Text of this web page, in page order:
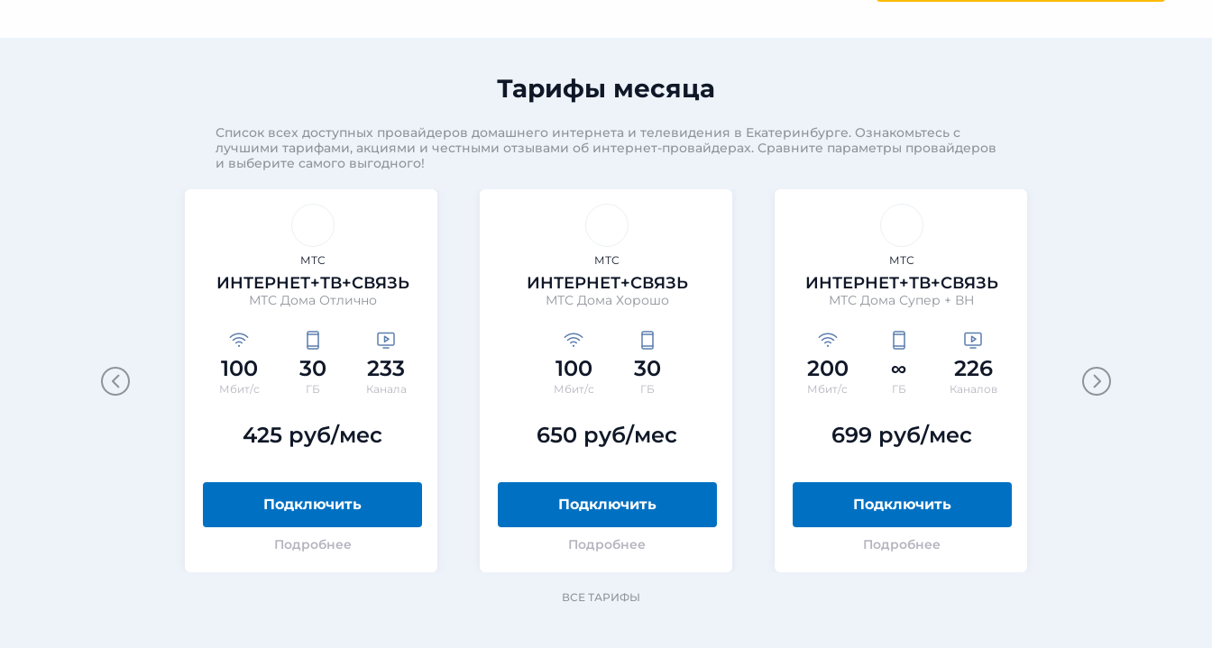
Тарифы месяца
Список всех доступных провайдеров домашнего интернета и телевидения в Екатеринбурге. Ознакомьтесь с
лучшими тарифами, акциями и честными отзывами об интернет-провайдерах. Сравните параметры провайдеров
и выберите самого выгодного!
МТС
ИНТЕРНЕТ+ТВ+СВЯЗЬ
МТС Дома Отлично
100
Мбит/с
30
ГБ
233
Канала
425 руб/мес
Подключить
Подробнее
МТС
ИНТЕРНЕТ+СВЯЗЬ
МТС Дома Хорошо
100
Мбит/с
30
ГБ
650 руб/мес
Подключить
Подробнее
МТС
ИНТЕРНЕТ+ТВ+СВЯЗЬ
МТС Дома Супер + ВН
200
Мбит/с
∞
ГБ
226
Каналов
699 руб/мес
Подключить
Подробнее
200
Мбит/с
ВСЕ ТАРИФЫ